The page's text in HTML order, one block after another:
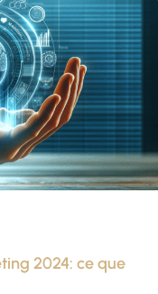
2024: ce que